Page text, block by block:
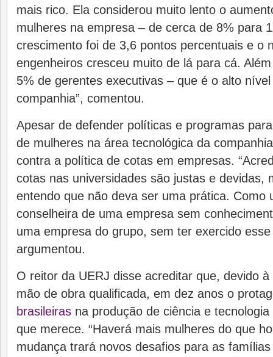
mais rico. Ela considerou muito lento o
mulheres na empresa – de cerca de 8% para
crescimento foi de 3,6 pontos percentuais e o
engenheiros cresceu muito de lá para cá.
5% de gerentes executivas – que é o alto
companhia”, comentou.
Apesar de defender políticas e programas
de mulheres na área tecnológica da
contra a política de cotas em empresas.
cotas nas universidades são justas e devidas,
entendo que não deva ser uma prática. Como
conselheira de uma empresa sem
uma empresa do grupo, sem ter exercido esse
argumentou.
O reitor da UERJ disse acreditar que, devido
mão de obra qualificada, em dez anos o
brasileiras na produção de ciência e
que merece. “Haverá mais mulheres do que
mudança trará novos desafios para as